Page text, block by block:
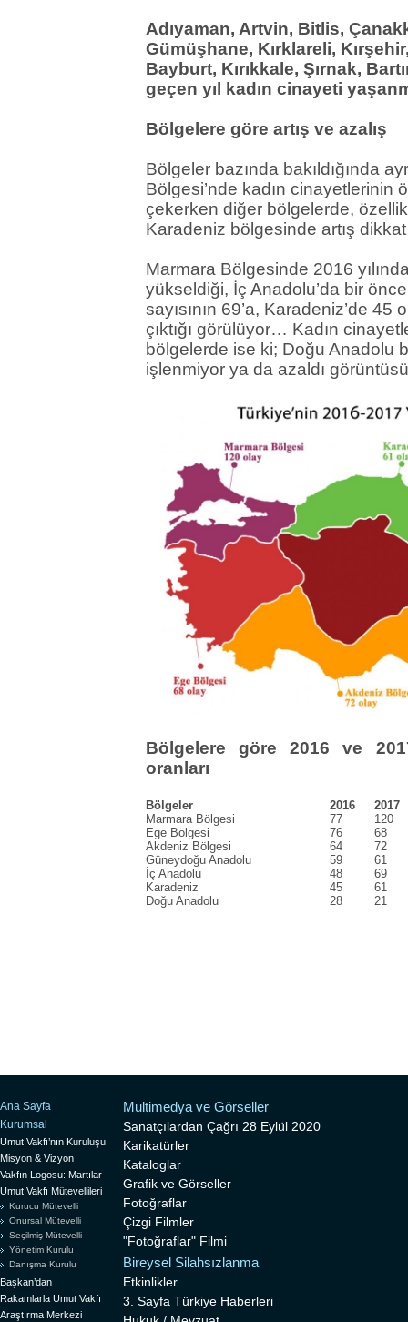
Adıyaman, Artvin, Bitlis,
Gümüşhane, Kırklareli,
Bayburt, Kırıkkale, Şırnak,
geçen yıl kadın cinayeti
Bölgelere göre artış ve azalış
Bölgeler bazında bakıldığında
Bölgesi’nde kadın cinayetlerinin
çekerken diğer bölgelerde,
Karadeniz bölgesinde artış
Marmara Bölgesinde 2016
yükseldiği, İç Anadolu’da bir
sayısının 69’a, Karadeniz’de 45
çıktığı görülüyor… Kadın
bölgelerde ise ki; Doğu Anadolu
işlenmiyor ya da azaldı
Bölgelere göre 2016 ve
oranları
Bölgeler 2016
2017
Marmara Bölgesi
77
120
Ege Bölgesi
76
68
Akdeniz Bölgesi
64
72
Güneydoğu Anadolu
59
61
İç Anadolu
48
69
Karadeniz
45
61
Doğu Anadolu
28 21
Ana Sayfa
Kurumsal
Umut Vakfı’nın Kuruluşu
Misyon & Vizyon
Vakfın Logosu: Martılar
Umut Vakfı Mütevellileri
Kurucu Mütevelli
Onursal Mütevelli
Seçilmiş Mütevelli
Yönetim Kurulu
Danışma Kurulu
Başkan’dan
Rakamlarla Umut Vakfı
Araştırma Merkezi
Multimedya ve Görseller
Sanatçılardan Çağrı 28 Eylül 2020
Karikatürler
Kataloglar
Grafik ve Görseller
Fotoğraflar
Çizgi Filmler
"Fotoğraflar" Filmi
Bireysel Silahsızlanma
Etkinlikler
3. Sayfa Türkiye Haberleri